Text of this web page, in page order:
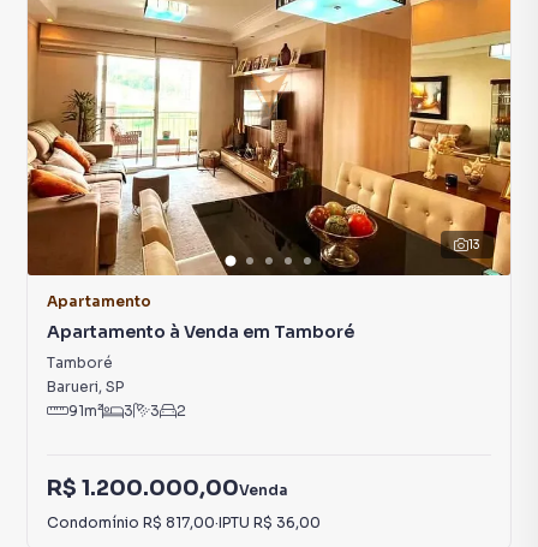
13
Apartamento
Apartamento à Venda em Tamboré
Tamboré
Barueri, SP
91m² 3 3 2
R$ 1.200.000,00Venda
Condomínio R$ 817,00·IPTU R$ 36,00